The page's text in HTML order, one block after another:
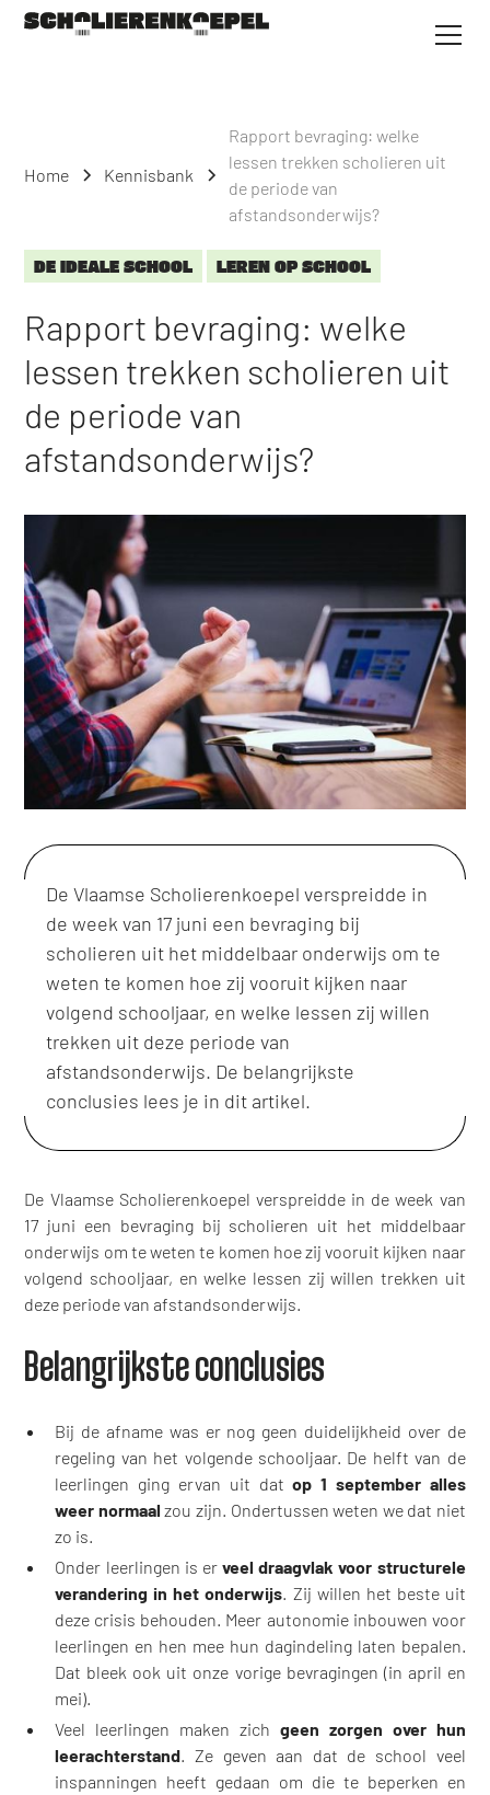
Home Kennisbank
Rapport bevraging: welke
lessen trekken scholieren uit
de periode van
afstandsonderwijs?
DE IDEALE SCHOOL LEREN OP SCHOOL
Rapport bevraging: welke
lessen trekken scholieren uit
de periode van
afstandsonderwijs?
De Vlaamse Scholierenkoepel verspreidde in
de week van 17 juni een bevraging bij
scholieren uit het middelbaar onderwijs om te
weten te komen hoe zij vooruit kijken naar
volgend schooljaar, en welke lessen zij willen
trekken uit deze periode van
afstandsonderwijs. De belangrijkste
conclusies lees je in dit artikel.
De Vlaamse Scholierenkoepel verspreidde in de week van
17 juni een bevraging bij scholieren uit het middelbaar
onderwijs om te weten te komen hoe zij vooruit kijken naar
volgend schooljaar, en welke lessen zij willen trekken uit
deze periode van afstandsonderwijs.
Belangrijkste conclusies
Bij de afname was er nog geen duidelijkheid over de
regeling van het volgende schooljaar. De helft van de
leerlingen ging ervan uit datop 1 september alles
weer normaalzou zijn. Ondertussen weten we dat niet
zo is.
Onder leerlingen is erveel draagvlak voor structurele
verandering in het onderwijs . Zij willen het beste uit
deze crisis behouden. Meer autonomie inbouwen voor
leerlingen en hen mee hun dagindeling laten bepalen.
Dat bleek ook uit onze vorige bevragingen (in april en
mei).
Veel leerlingen maken zich geen zorgen over hun
leerachterstand . Ze geven aan dat de school veel
inspanningen heeft gedaan om die te beperken en